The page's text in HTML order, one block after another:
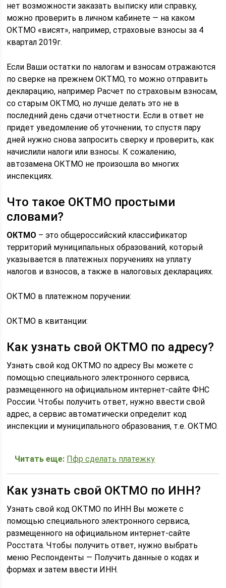
нет возможности заказать выписку или справку,
можно проверить в личном кабинете — на каком
ОКТМО «висят», например, страховые взносы за 4
квартал 2019г.
Если Ваши остатки по налогам и взносам отражаются
по сверке на прежнем ОКТМО, то можно отправить
декларацию, например Расчет по страховым взносам,
со старым ОКТМО, но лучше делать это не в
последний день сдачи отчетности. Если в ответ не
придет уведомление об уточнении, то спустя пару
дней нужно снова запросить сверку и проверить, как
начислили налоги или взносы. К сожалению,
автозамена ОКТМО не произошла во многих
инспекциях.
Что такое ОКТМО простыми
словами?
ОКТМО – это общероссийский классификатор
территорий муниципальных образований, который
указывается в платежных поручениях на уплату
налогов и взносов, а также в налоговых декларациях.
ОКТМО в платежном поручении:
ОКТМО в квитанции:
Как узнать свой ОКТМО по адресу?
Узнать свой код ОКТМО по адресу Вы можете с
помощью специального электронного сервиса,
размещенного на официальном интернет-сайте ФНС
России. Чтобы получить ответ, нужно ввести свой
адрес, а сервис автоматически определит код
инспекции и муниципального образования, т.е. ОКТМО.
Читать еще: Пфр сделать платежку
Как узнать свой ОКТМО по ИНН?
Узнать свой код ОКТМО по ИНН Вы можете с
помощью специального электронного сервиса,
размещенного на официальном интернет-сайте
Росстата. Чтобы получить ответ, нужно выбрать
меню Респонденты — Получить данные о кодах и
формах и затем ввести ИНН.